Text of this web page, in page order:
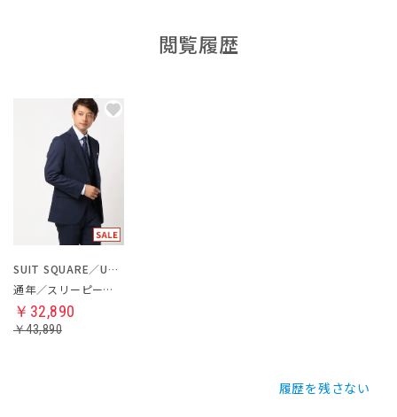
閲覧履歴
SUIT SQUARE／UNIVERSAL LANGUAGE
通年／スリーピーススーツ／フォーマル兼用
￥32,890
￥43,890
履歴を残さない